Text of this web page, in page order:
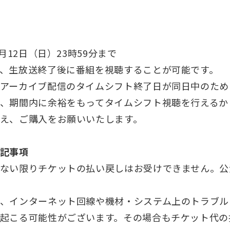
12日（日）23時59分まで
放送終了後に番組を視聴することが可能です。
ーカイブ配信のタイムシフト終了日が同日中のた
期間内に余裕をもってタイムシフト視聴を行える
、ご購入をお願いいたします。
事項
い限りチケットの払い戻しはお受けできません。
インターネット回線や機材・システム上のトラブ
こる可能性がございます。その場合もチケット代